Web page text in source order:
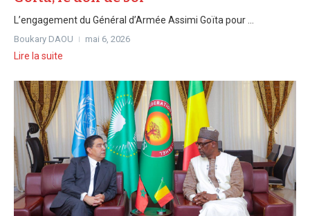
L’engagement du Général d’Armée Assimi Goïta pour ...
Boukary DAOU mai 6, 2026
Lire la suite